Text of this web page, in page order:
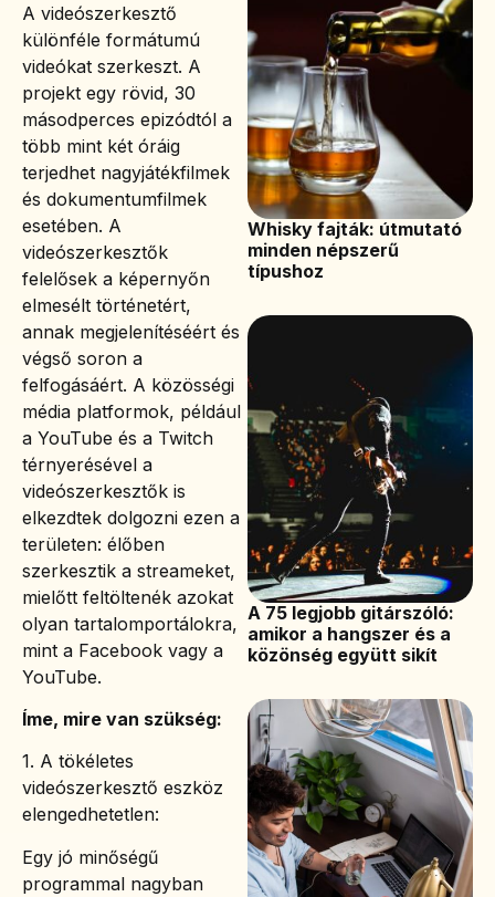
A videószerkesztő
különféle formátumú
videókat szerkeszt. A
projekt egy rövid, 30
másodperces epizódtól a
több mint két óráig
terjedhet nagyjátékfilmek
és dokumentumfilmek
esetében. A
videószerkesztők
felelősek a képernyőn
elmesélt történetért,
annak megjelenítéséért és
végső soron a
felfogásáért. A közösségi
média platformok, például
a YouTube és a Twitch
térnyerésével a
videószerkesztők is
elkezdtek dolgozni ezen a
területen: élőben
szerkesztik a streameket,
mielőtt feltöltenék azokat
olyan tartalomportálokra,
mint a Facebook vagy a
YouTube.
Íme, mire van szükség:
1. A tökéletes
videószerkesztő eszköz
elengedhetetlen:
Egy jó minőségű
programmal nagyban
Whisky fajták: útmutató
minden népszerű
típushoz
A 75 legjobb gitárszóló:
amikor a hangszer és a
közönség együtt sikít